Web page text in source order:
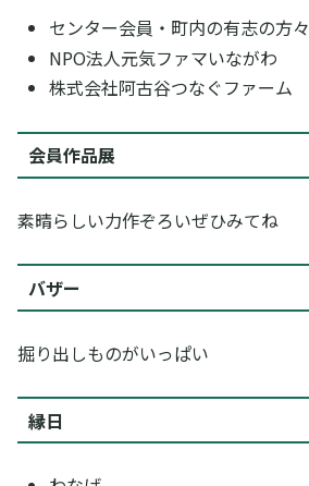
センター会員・町内の有志の方々
NPO法人元気ファマいながわ
株式会社阿古谷つなぐファーム
会員作品展
素晴らしい力作ぞろいぜひみてね
バザー
掘り出しものがいっぱい
縁日